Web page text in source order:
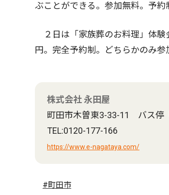
ぶことができる。参加無料。予約
２日は「家族葬のお料理」体験
円。完全予約制。どちらかのみ参
株式会社 永田屋
町田市木曽東3-33-11 バス停
TEL:0120-177-166
https://www.e-nagataya.com/
#町田市